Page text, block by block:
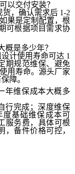
以交付安装？
，确认需求后 1-2
果是定制配置，根
可根据项目需求协
概是多少年？
计使用寿命可达 1
期规范维保、避免
用寿命。源头厂家
障。
年维保成本大概多
行完成；深度维保
度基础维保成本可
服务费，具体可根
备件价格可控，